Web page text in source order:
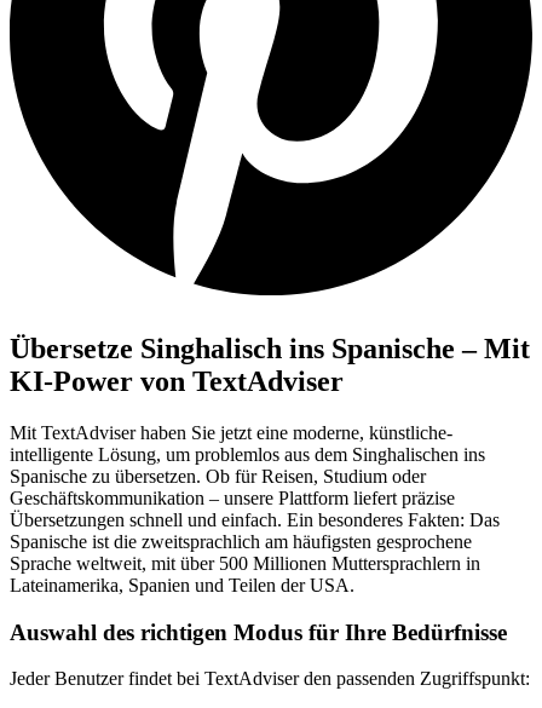
Übersetze Singhalisch ins Spanische – Mit
KI-Power von TextAdviser
Mit TextAdviser haben Sie jetzt eine moderne, künstliche-
intelligente Lösung, um problemlos aus dem Singhalischen ins
Spanische zu übersetzen. Ob für Reisen, Studium oder
Geschäftskommunikation – unsere Plattform liefert präzise
Übersetzungen schnell und einfach. Ein besonderes Fakten: Das
Spanische ist die zweitsprachlich am häufigsten gesprochene
Sprache weltweit, mit über 500 Millionen Muttersprachlern in
Lateinamerika, Spanien und Teilen der USA.
Auswahl des richtigen Modus für Ihre Bedürfnisse
Jeder Benutzer findet bei TextAdviser den passenden Zugriffspunkt: